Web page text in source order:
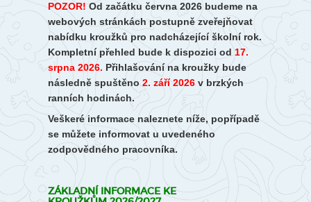
POZOR! Od začátku června 2026 budeme na
webových stránkách postupně zveřejňovat
nabídku kroužků pro nadcházející školní rok.
Kompletní přehled bude k dispozici od 17.
srpna 2026. Přihlašování na kroužky bude
následně spuštěno 2. září 2026 v brzkých
ranních hodinách.
Veškeré informace naleznete níže, popřípadě
se můžete informovat u uvedeného
zodpovědného pracovníka.
ZÁKLADNÍ INFORMACE KE